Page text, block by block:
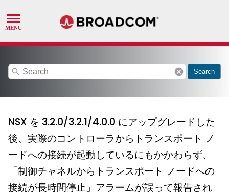
search cancel Search
NSX を 3.2.0/3.2.1/4.0.0 にアップグレードした
後、実際のコントローラからトランスポート ノ
ードへの接続が起動しているにもかかわらず、
「制御チャネルからトランスポート ノードへの
接続が長時間停止」アラームが誤って報告され